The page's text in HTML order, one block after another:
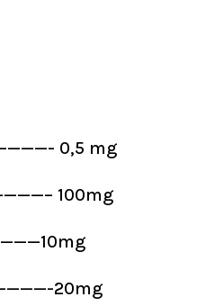
0,5 mg
100mg
20mg